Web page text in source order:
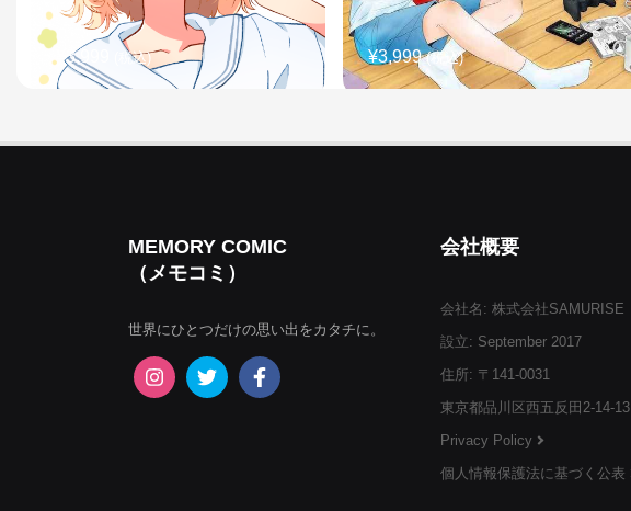
¥3,999 (税込) ¥3,999(税込)
(税込) (税込)
MEMORY COMIC
（メモコミ）
世界にひとつだけの思い出をカタチに。
会社概要
会社名: 株式会社SAMURISE
設立: September 2017
住所: 〒141-0031
東京都品川区西五反田2-14-13
Privacy Policy
個人情報保護法に基づく公表